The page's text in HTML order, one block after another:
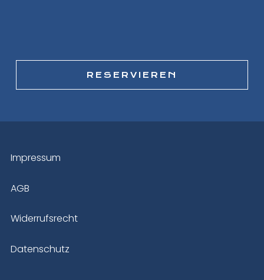
RESERVIEREN
Impressum
AGB
Widerrufsrecht
Datenschutz